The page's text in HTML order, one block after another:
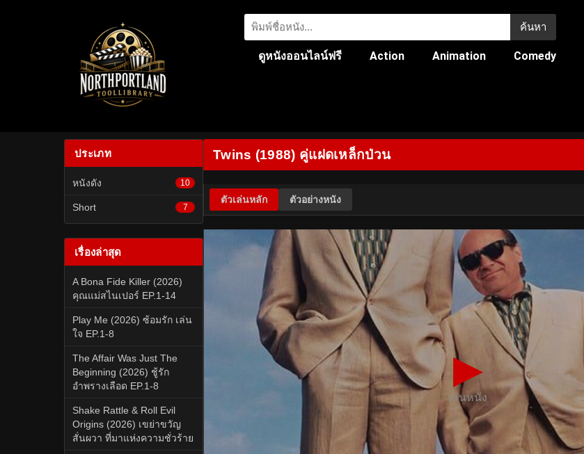
ค้นหา
ดูหนังออนไลน์ฟรี Action Animation Comedy
ประเภท
หนังดัง 10
Short 7
เรื่องล่าสุด
A Bona Fide Killer (2026)
คุณแม่สไนเปอร์ EP.1-14
Play Me (2026) ซ้อมรัก เล่น
ใจ EP.1-8
The Affair Was Just The
Beginning (2026) ชู้รัก
อำพรางเลือด EP.1-8
Shake Rattle & Roll Evil
Origins (2026) เขย่าขวัญ
สั่นผวา ที่มาแห่งความชั่วร้าย
Twins (1988) คู่แฝดเหล็กป่วน
ตัวเล่นหลัก ตัวอย่างหนัง
▶
เล่นหนัง